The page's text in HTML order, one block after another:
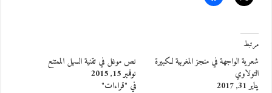
مرتبط
شعرية الواجهة في منجز المغربية لكبيرة
التولاوي
يناير 31, 2017
نص موغل في تقنية السهل الممتنع
نوفمبر 15, 2015
في "قراءات"